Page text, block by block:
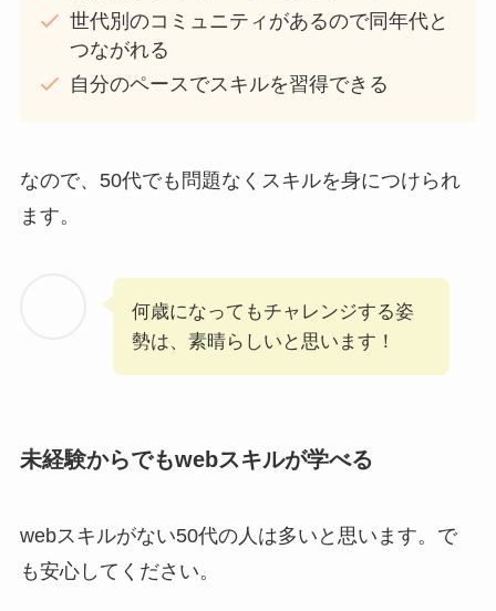
世代別のコミュニティがあるので同年代と
つながれる
自分のペースでスキルを習得できる
なので、50代でも問題なくスキルを身につけられ
ます。
何歳になってもチャレンジする姿
勢は、素晴らしいと思います！
未経験からでもwebスキルが学べる
webスキルがない50代の人は多いと思います。で
も安心してください。